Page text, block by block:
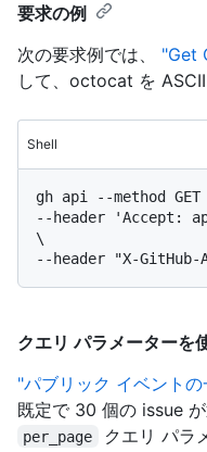
要求の例
次の要求例では、 "Get
して、octocat を ASCII
Shell
gh api --method
--header 'Accept:
\
クエリ パラメーターを
"パブリック イベント
既定で 30 個の issue が
per_page
クエリ パラ